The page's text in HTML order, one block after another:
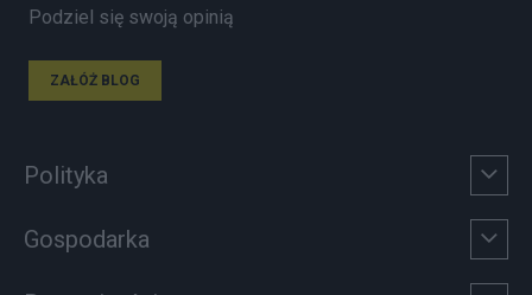
Podziel się swoją opinią
ZAŁÓŻ BLOG
Polityka
Gospodarka